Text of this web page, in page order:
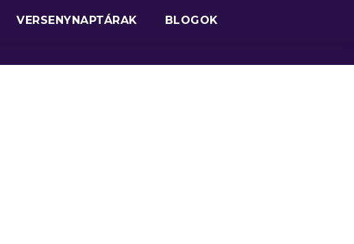
VERSENYNAPTÁRAK BLOGOK